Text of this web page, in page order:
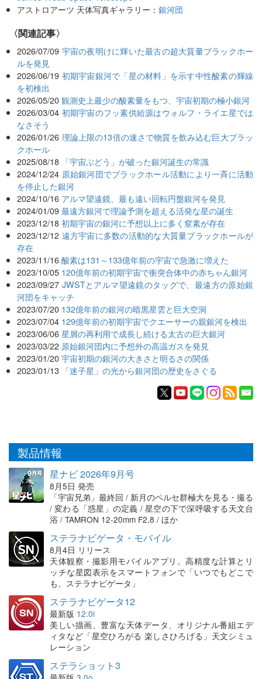
アストロアーツ 天体写真ギャラリー：銀河団
関連記事
2026/07/09 宇宙の夜明けに輝いた最古の超大質量ブラックホー
ルを発見
2026/06/19 初期宇宙銀河で「星の材料」を示す中性酸素の輝線
を初検出
2026/05/20 観測史上最少の酸素量をもつ、宇宙初期の極小銀河
2026/03/04 初期宇宙のフッ素供給源はウォルフ・ライエ星では
なさそう
2026/01/26 理論上限の13倍の速さで物質を飲み込む巨大ブラッ
クホール
2025/08/18 「宇宙ぶどう」が破った銀河誕生の常識
2024/12/24 原始銀河団でブラックホール活動により一斉に活動
を停止した銀河
2024/10/16 アルマ望遠鏡、最も遠い回転円盤銀河を発見
2024/01/09 最遠方銀河で理論予測を超える活発な星の誕生
2023/12/18 初期宇宙の銀河に予想以上に多く窒素が存在
2023/12/12 遠方宇宙に多数の活動的な大質量ブラックホールが
存在
2023/11/16 酸素は131～133億年前の宇宙で急激に増えた
2023/10/05 120億年前の初期宇宙で衝突合体中の赤ちゃん銀河
2023/09/27 JWSTとアルマ望遠鏡のタッグで、最遠方の原始銀
河団をキャッチ
2023/07/20 132億年前の銀河の暗黒星雲と巨大空洞
2023/07/04 129億年前の初期宇宙でクエーサーの親銀河を検出
2023/06/06 星屑の再利用で成長し続ける太古の巨大銀河
2023/03/22 原始銀河団内に予想外の高温ガスを発見
2023/01/20 宇宙初期の銀河の大きさと明るさの関係
2023/01/13 「迷子星」の光から銀河団の歴史をさぐる
製品情報
星ナビ 2026年9月号
8月5日 発売
「宇宙兄弟」最終回 / 新月のペルセ群極大を見る・撮る
/ 変わる「惑星」の定義 / 星空の下で深呼吸する天文台
浴 / TAMRON 12-20mm F2.8 / ほか
ステラナビゲータ・モバイル
8月4日 リリース
天体観察・撮影用モバイルアプリ。高精度な計算とリ
ッチな星図表示をスマートフォンで「いつでもどこで
も、ステラナビゲータ」
ステラナビゲータ12
最新版 12.0i
美しい描画、豊富な天体データ、オリジナル番組エデ
ィタなど「星空ひろがる 楽しさひろげる」天文シミュ
レーション
ステラショット3